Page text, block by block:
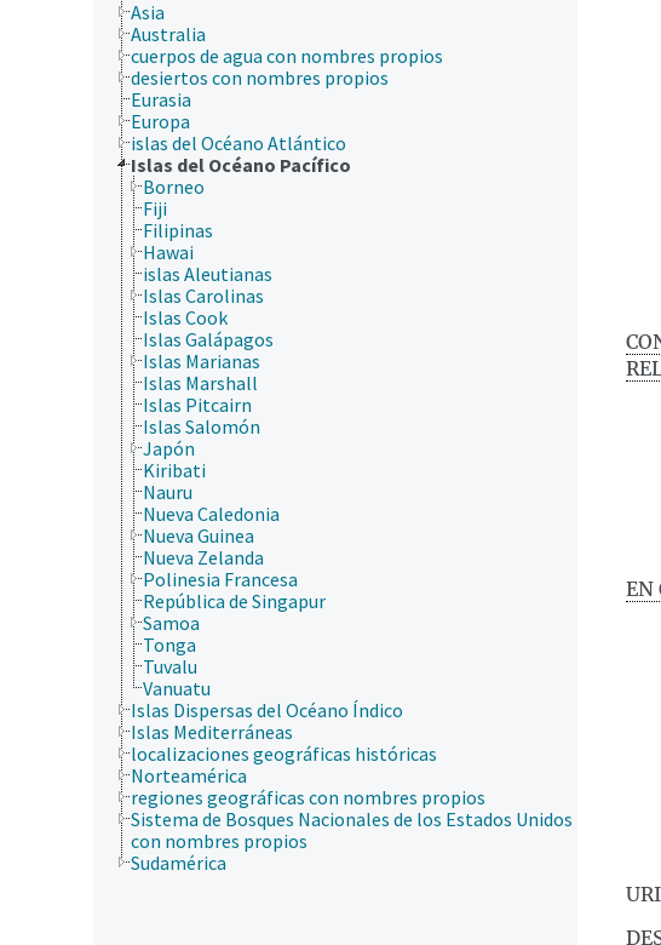
Asia
Australia
cuerpos de agua con nombres propios
desiertos con nombres propios
Eurasia
Europa
islas del Océano Atlántico
Islas del Océano Pacífico
Borneo
Fiji
Filipinas
Hawai
islas Aleutianas
Islas Carolinas
Islas Cook
Islas Galápagos
Islas Marianas
Islas Marshall
Islas Pitcairn
Islas Salomón
Japón
Kiribati
Nauru
Nueva Caledonia
Nueva Guinea
Nueva Zelanda
Polinesia Francesa
República de Singapur
Samoa
Tonga
Tuvalu
Vanuatu
Islas Dispersas del Océano Índico
Islas Mediterráneas
localizaciones geográficas históricas
Norteamérica
regiones geográficas con nombres propios
Sistema de Bosques Nacionales de los Estados Unidos
con nombres propios
Sudamérica
EN
URI